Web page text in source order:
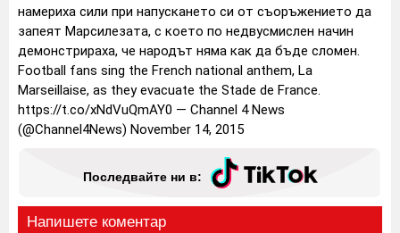
намериха сили при напускането си от съоръжението да
запеят Марсилезата, с което по недвусмислен начин
демонстрираха, че народът няма как да бъде сломен.
Football fans sing the French national anthem, La
Marseillaise, as they evacuate the Stade de France.
https://t.co/xNdVuQmAY0 — Channel 4 News
(@Channel4News) November 14, 2015
Последвайте ни в: